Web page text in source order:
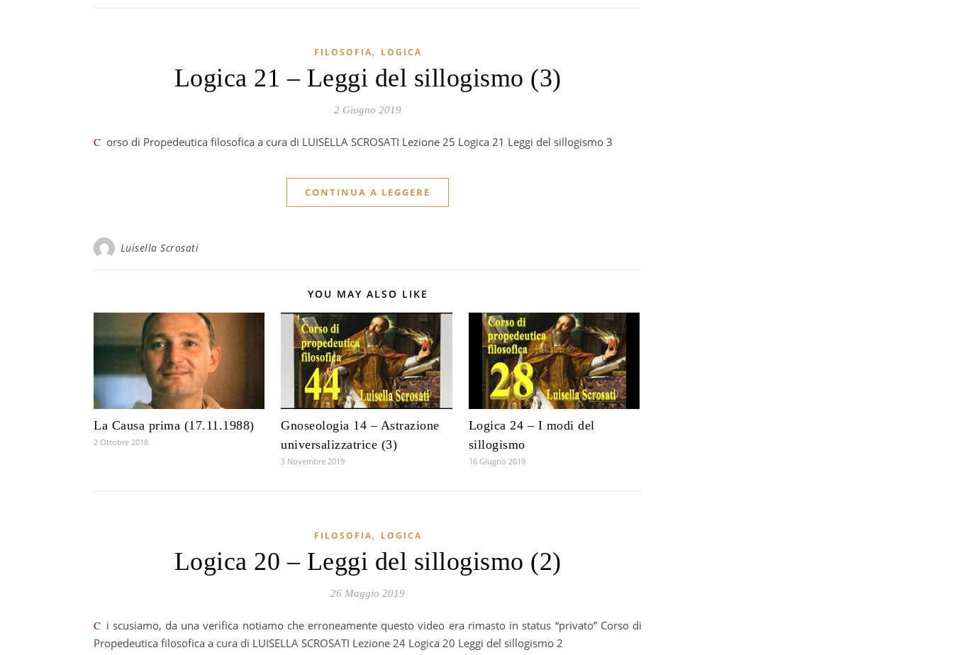
FILOSOFIA, LOGICA
Logica 21 – Leggi del sillogismo (3)
2 Giugno 2019
Corso di Propedeutica filosofica a cura di LUISELLA SCROSATI Lezione 25 Logica 21 Leggi del sillogismo 3
CONTINUA A LEGGERE
Luisella Scrosati
YOU MAY ALSO LIKE
La Causa prima (17.11.1988)
2 Ottobre 2018
Gnoseologia 14 – Astrazione
universalizzatrice (3)
3 Novembre 2019
Logica 24 – I modi del
sillogismo
16 Giugno 2019
FILOSOFIA, LOGICA
Logica 20 – Leggi del sillogismo (2)
26 Maggio 2019
Ci scusiamo, da una verifica notiamo che erroneamente questo video era rimasto in status “privato” Corso di
Propedeutica filosofica a cura di LUISELLA SCROSATI Lezione 24 Logica 20 Leggi del sillogismo 2